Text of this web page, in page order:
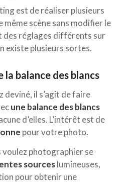
est de réaliser plusieurs
même scène sans modifier le
des réglages différents sur
existe plusieurs sortes.
la balance des blancs
deviné, il s’agit de faire
une balance des blancs
d’elles. L’intérêt est de
pour votre photo.
voulez photographier se
sourceslumineuses,
pour obtenir une